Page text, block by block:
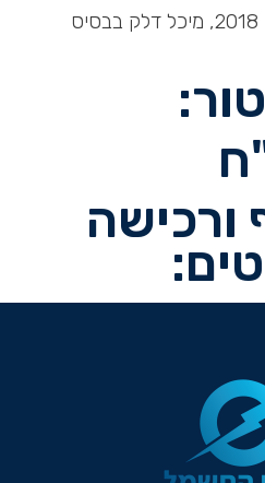
130 שעות עבודה, שנת ייצור 2018, מיכל דלק בבסיס
ורכישה